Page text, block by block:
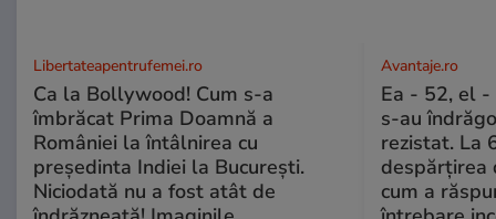
Libertateapentrufemei.ro
Ca la Bollywood! Cum s-a
îmbrăcat Prima Doamnă a
României la întâlnirea cu
președinta Indiei la București.
Niciodată nu a fost atât de
Avantaje.ro
Ea - 52, el -
s-au
rezistat. La
despărțirea
cum a